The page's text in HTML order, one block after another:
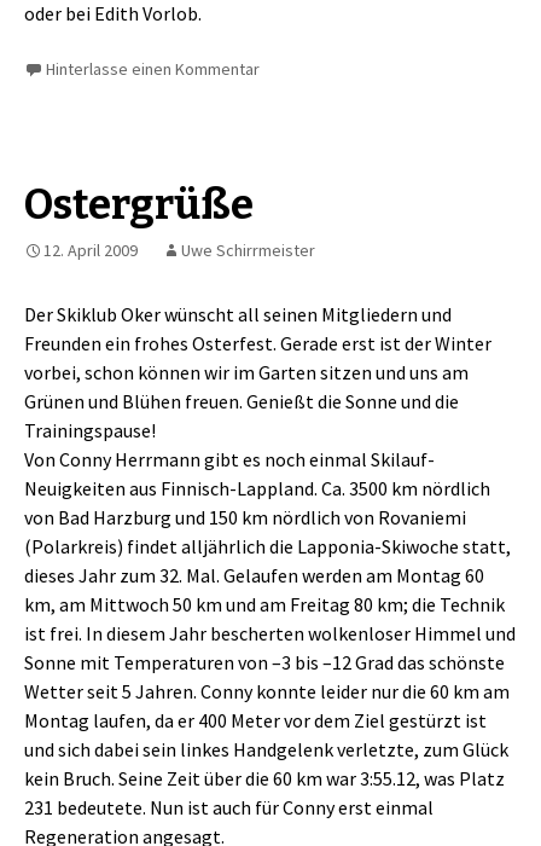
oder bei Edith Vorlob.
Hinterlasse einen Kommentar
Ostergrüße
12. April 2009 Uwe Schirrmeister
Der Skiklub Oker wünscht all seinen Mitgliedern und
Freunden ein frohes Osterfest. Gerade erst ist der Winter
vorbei, schon können wir im Garten sitzen und uns am
Grünen und Blühen freuen. Genießt die Sonne und die
Trainingspause!
Von Conny Herrmann gibt es noch einmal Skilauf-
Neuigkeiten aus Finnisch-Lappland. Ca. 3500 km nördlich
von Bad Harzburg und 150 km nördlich von Rovaniemi
(Polarkreis) findet alljährlich die Lapponia-Skiwoche statt,
dieses Jahr zum 32. Mal. Gelaufen werden am Montag 60
km, am Mittwoch 50 km und am Freitag 80 km; die Technik
ist frei. In diesem Jahr bescherten wolkenloser Himmel und
Sonne mit Temperaturen von –3 bis –12 Grad das schönste
Wetter seit 5 Jahren. Conny konnte leider nur die 60 km am
Montag laufen, da er 400 Meter vor dem Ziel gestürzt ist
und sich dabei sein linkes Handgelenk verletzte, zum Glück
kein Bruch. Seine Zeit über die 60 km war 3:55.12, was Platz
231 bedeutete. Nun ist auch für Conny erst einmal
Regeneration angesagt.